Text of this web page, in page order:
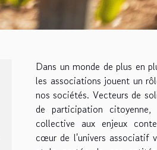
Dans un monde de plus en
les associations jouent un
nos sociétés. Vecteurs de
de participation
collective aux enjeux
cœur de l'univers associatif